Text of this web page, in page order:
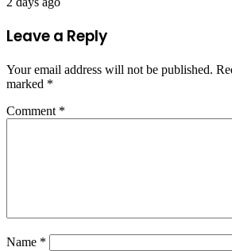
Leave a Reply
Your email address will not be published.
marked *
Comment *
Name *